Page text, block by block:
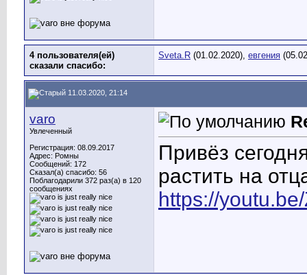
4 пользователя(ей)
сказали cпасибо:
Sveta.R (01.02.2020), евгения
11.03.2020, 21:14
varo
Увлеченный
Регистрация: 08.09.2017
Адрес: Ромны
Сообщений: 172
Сказал(а) спасибо: 56
Поблагодарили 372 раз(а) в 120
сообщениях
Привёз
растить на
https://